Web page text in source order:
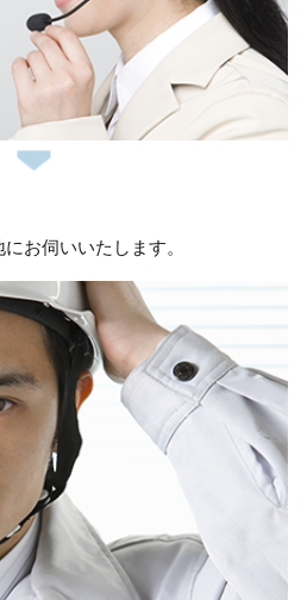
台所蛇口の交換依頼のためお
の不具合修理依頼のためお伺
所蛇口の水漏れ修理依頼のた
の一覧はこちら
お伺いいたします。